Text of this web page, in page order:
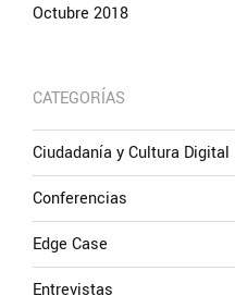
Octubre 2018
CATEGORÍAS
Ciudadanía y Cultura Digital
Conferencias
Edge Case
Entrevistas